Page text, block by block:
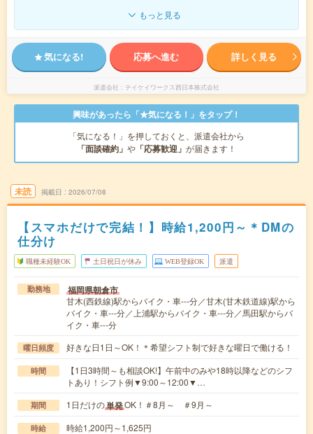
もっと見る
気になる! 応募へ進む 詳しく見る
派遣会社 テイケイワークス西日本株式会社
興味があったら「★気になる！」をタップ！
「気になる！」を押しておくと、派遣会社から
「面談確約」 や 「応募歓迎」 が届きます！
未読 掲載日 2026/07/08
【スマホだけで完結！】時給1,200円～＊DMの
仕分け
職種未経験OK 土日祝日が休み WEB登録OK 派遣
勤務地 福岡県朝倉市
甘木(西鉄線)駅からバイク・車---分／甘木(甘木鉄道線)駅から
バイク・車---分／上浦駅からバイク・車---分／馬田駅からバ
イク・車---分
曜日頻度 好きな日1日～OK！＊希望シフト制で好きな曜日で働ける！
時間
【1日3時間～も相談OK!】午前中のみや18時以降などのシフ
トあり！シフト例▼9:00～12:00▼…
期間 1日だけの単発OK！＃8月～ ＃9月～
時給 時給1,200円～1,625円